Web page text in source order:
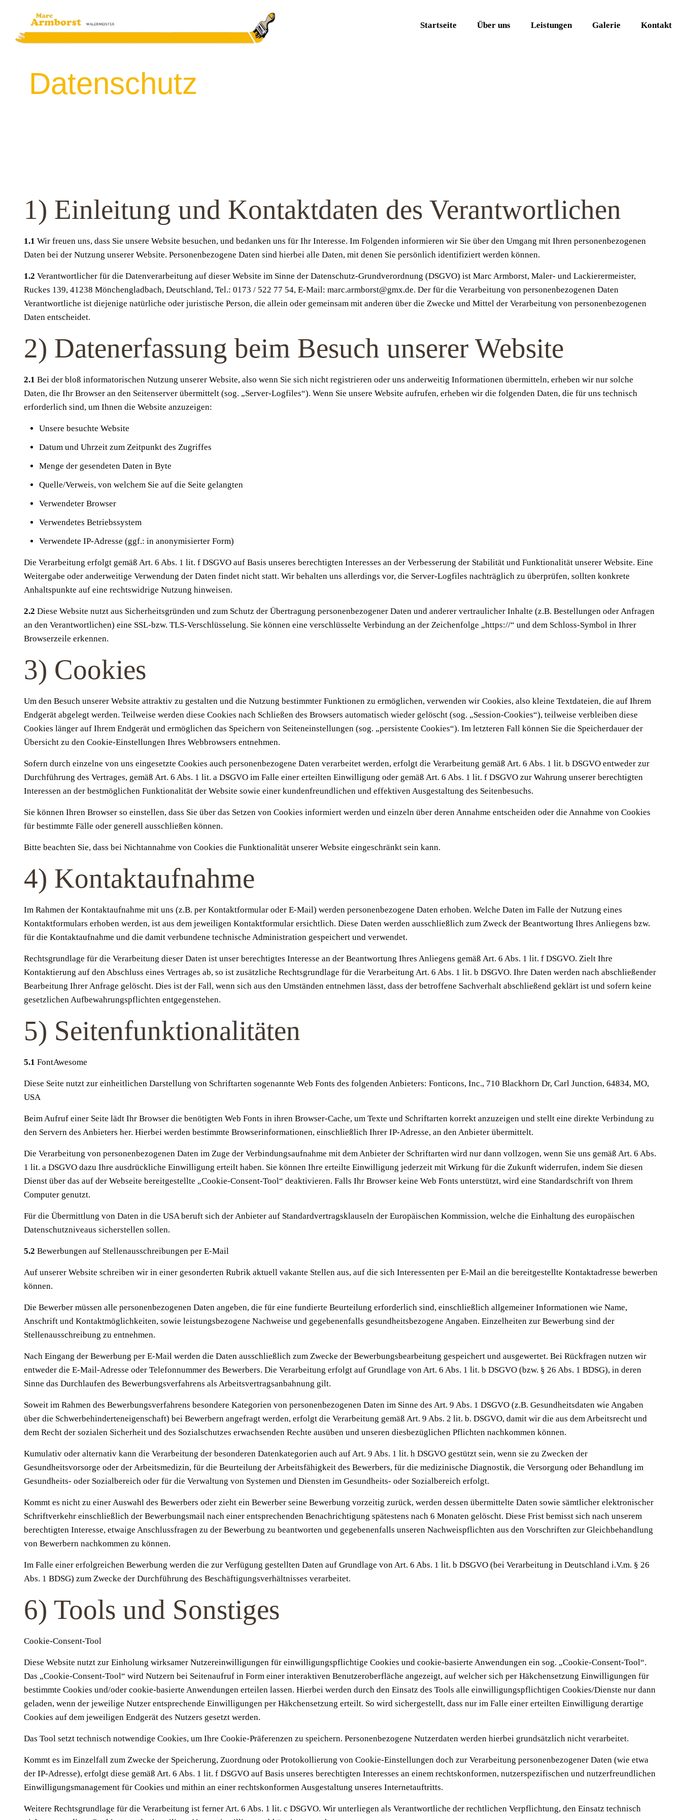
Startseite Über uns Leistungen Galerie Kontakt
Datenschutz
1) Einleitung und Kontaktdaten des Verantwortlichen
1.1 Wir freuen uns, dass Sie unsere Website besuchen, und bedanken uns für Ihr Interesse. Im Folgenden informieren wir Sie über den Umgang mit Ihren personenbezogenen
Daten bei der Nutzung unserer Website. Personenbezogene Daten sind hierbei alle Daten, mit denen Sie persönlich identifiziert werden können.
1.2 Verantwortlicher für die Datenverarbeitung auf dieser Website im Sinne der Datenschutz-Grundverordnung (DSGVO) ist Marc Armborst, Maler- und Lackierermeister,
Ruckes 139, 41238 Mönchengladbach, Deutschland, Tel.: 0173 / 522 77 54, E-Mail: marc.armborst@gmx.de. Der für die Verarbeitung von personenbezogenen Daten
Verantwortliche ist diejenige natürliche oder juristische Person, die allein oder gemeinsam mit anderen über die Zwecke und Mittel der Verarbeitung von personenbezogenen
Daten entscheidet.
2) Datenerfassung beim Besuch unserer Website
2.1 Bei der bloß informatorischen Nutzung unserer Website, also wenn Sie sich nicht registrieren oder uns anderweitig Informationen übermitteln, erheben wir nur solche
Daten, die Ihr Browser an den Seitenserver übermittelt (sog. „Server-Logfiles“). Wenn Sie unsere Website aufrufen, erheben wir die folgenden Daten, die für uns technisch
erforderlich sind, um Ihnen die Website anzuzeigen:
Unsere besuchte Website
Datum und Uhrzeit zum Zeitpunkt des Zugriffes
Menge der gesendeten Daten in Byte
Quelle/Verweis, von welchem Sie auf die Seite gelangten
Verwendeter Browser
Verwendetes Betriebssystem
Verwendete IP-Adresse (ggf.: in anonymisierter Form)
Die Verarbeitung erfolgt gemäß Art. 6 Abs. 1 lit. f DSGVO auf Basis unseres berechtigten Interesses an der Verbesserung der Stabilität und Funktionalität unserer Website. Eine
Weitergabe oder anderweitige Verwendung der Daten findet nicht statt. Wir behalten uns allerdings vor, die Server-Logfiles nachträglich zu überprüfen, sollten konkrete
Anhaltspunkte auf eine rechtswidrige Nutzung hinweisen.
2.2 Diese Website nutzt aus Sicherheitsgründen und zum Schutz der Übertragung personenbezogener Daten und anderer vertraulicher Inhalte (z.B. Bestellungen oder Anfragen
an den Verantwortlichen) eine SSL-bzw. TLS-Verschlüsselung. Sie können eine verschlüsselte Verbindung an der Zeichenfolge „https://“ und dem Schloss-Symbol in Ihrer
Browserzeile erkennen.
3) Cookies
Um den Besuch unserer Website attraktiv zu gestalten und die Nutzung bestimmter Funktionen zu ermöglichen, verwenden wir Cookies, also kleine Textdateien, die auf Ihrem
Endgerät abgelegt werden. Teilweise werden diese Cookies nach Schließen des Browsers automatisch wieder gelöscht (sog. „Session-Cookies“), teilweise verbleiben diese
Cookies länger auf Ihrem Endgerät und ermöglichen das Speichern von Seiteneinstellungen (sog. „persistente Cookies“). Im letzteren Fall können Sie die Speicherdauer der
Übersicht zu den Cookie-Einstellungen Ihres Webbrowsers entnehmen.
Sofern durch einzelne von uns eingesetzte Cookies auch personenbezogene Daten verarbeitet werden, erfolgt die Verarbeitung gemäß Art. 6 Abs. 1 lit. b DSGVO entweder zur
Durchführung des Vertrages, gemäß Art. 6 Abs. 1 lit. a DSGVO im Falle einer erteilten Einwilligung oder gemäß Art. 6 Abs. 1 lit. f DSGVO zur Wahrung unserer berechtigten
Interessen an der bestmöglichen Funktionalität der Website sowie einer kundenfreundlichen und effektiven Ausgestaltung des Seitenbesuchs.
Sie können Ihren Browser so einstellen, dass Sie über das Setzen von Cookies informiert werden und einzeln über deren Annahme entscheiden oder die Annahme von Cookies
für bestimmte Fälle oder generell ausschließen können.
Bitte beachten Sie, dass bei Nichtannahme von Cookies die Funktionalität unserer Website eingeschränkt sein kann.
4) Kontaktaufnahme
Im Rahmen der Kontaktaufnahme mit uns (z.B. per Kontaktformular oder E-Mail) werden personenbezogene Daten erhoben. Welche Daten im Falle der Nutzung eines
Kontaktformulars erhoben werden, ist aus dem jeweiligen Kontaktformular ersichtlich. Diese Daten werden ausschließlich zum Zweck der Beantwortung Ihres Anliegens bzw.
für die Kontaktaufnahme und die damit verbundene technische Administration gespeichert und verwendet.
Rechtsgrundlage für die Verarbeitung dieser Daten ist unser berechtigtes Interesse an der Beantwortung Ihres Anliegens gemäß Art. 6 Abs. 1 lit. f DSGVO. Zielt Ihre
Kontaktierung auf den Abschluss eines Vertrages ab, so ist zusätzliche Rechtsgrundlage für die Verarbeitung Art. 6 Abs. 1 lit. b DSGVO. Ihre Daten werden nach abschließender
Bearbeitung Ihrer Anfrage gelöscht. Dies ist der Fall, wenn sich aus den Umständen entnehmen lässt, dass der betroffene Sachverhalt abschließend geklärt ist und sofern keine
gesetzlichen Aufbewahrungspflichten entgegenstehen.
5) Seitenfunktionalitäten
5.1 FontAwesome
Diese Seite nutzt zur einheitlichen Darstellung von Schriftarten sogenannte Web Fonts des folgenden Anbieters: Fonticons, Inc., 710 Blackhorn Dr, Carl Junction, 64834, MO,
USA
Beim Aufruf einer Seite lädt Ihr Browser die benötigten Web Fonts in ihren Browser-Cache, um Texte und Schriftarten korrekt anzuzeigen und stellt eine direkte Verbindung zu
den Servern des Anbieters her. Hierbei werden bestimmte Browserinformationen, einschließlich Ihrer IP-Adresse, an den Anbieter übermittelt.
Die Verarbeitung von personenbezogenen Daten im Zuge der Verbindungsaufnahme mit dem Anbieter der Schriftarten wird nur dann vollzogen, wenn Sie uns gemäß Art. 6 Abs.
1 lit. a DSGVO dazu Ihre ausdrückliche Einwilligung erteilt haben. Sie können Ihre erteilte Einwilligung jederzeit mit Wirkung für die Zukunft widerrufen, indem Sie diesen
Dienst über das auf der Webseite bereitgestellte „Cookie-Consent-Tool“ deaktivieren. Falls Ihr Browser keine Web Fonts unterstützt, wird eine Standardschrift von Ihrem
Computer genutzt.
Für die Übermittlung von Daten in die USA beruft sich der Anbieter auf Standardvertragsklauseln der Europäischen Kommission, welche die Einhaltung des europäischen
Datenschutzniveaus sicherstellen sollen.
5.2 Bewerbungen auf Stellenausschreibungen per E-Mail
Auf unserer Website schreiben wir in einer gesonderten Rubrik aktuell vakante Stellen aus, auf die sich Interessenten per E-Mail an die bereitgestellte Kontaktadresse bewerben
können.
Die Bewerber müssen alle personenbezogenen Daten angeben, die für eine fundierte Beurteilung erforderlich sind, einschließlich allgemeiner Informationen wie Name,
Anschrift und Kontaktmöglichkeiten, sowie leistungsbezogene Nachweise und gegebenenfalls gesundheitsbezogene Angaben. Einzelheiten zur Bewerbung sind der
Stellenausschreibung zu entnehmen.
Nach Eingang der Bewerbung per E-Mail werden die Daten ausschließlich zum Zwecke der Bewerbungsbearbeitung gespeichert und ausgewertet. Bei Rückfragen nutzen wir
entweder die E-Mail-Adresse oder Telefonnummer des Bewerbers. Die Verarbeitung erfolgt auf Grundlage von Art. 6 Abs. 1 lit. b DSGVO (bzw. § 26 Abs. 1 BDSG), in deren
Sinne das Durchlaufen des Bewerbungsverfahrens als Arbeitsvertragsanbahnung gilt.
Soweit im Rahmen des Bewerbungsverfahrens besondere Kategorien von personenbezogenen Daten im Sinne des Art. 9 Abs. 1 DSGVO (z.B. Gesundheitsdaten wie Angaben
über die Schwerbehinderteneigenschaft) bei Bewerbern angefragt werden, erfolgt die Verarbeitung gemäß Art. 9 Abs. 2 lit. b. DSGVO, damit wir die aus dem Arbeitsrecht und
dem Recht der sozialen Sicherheit und des Sozialschutzes erwachsenden Rechte ausüben und unseren diesbezüglichen Pflichten nachkommen können.
Kumulativ oder alternativ kann die Verarbeitung der besonderen Datenkategorien auch auf Art. 9 Abs. 1 lit. h DSGVO gestützt sein, wenn sie zu Zwecken der
Gesundheitsvorsorge oder der Arbeitsmedizin, für die Beurteilung der Arbeitsfähigkeit des Bewerbers, für die medizinische Diagnostik, die Versorgung oder Behandlung im
Gesundheits- oder Sozialbereich oder für die Verwaltung von Systemen und Diensten im Gesundheits- oder Sozialbereich erfolgt.
Kommt es nicht zu einer Auswahl des Bewerbers oder zieht ein Bewerber seine Bewerbung vorzeitig zurück, werden dessen übermittelte Daten sowie sämtlicher elektronischer
Schriftverkehr einschließlich der Bewerbungsmail nach einer entsprechenden Benachrichtigung spätestens nach 6 Monaten gelöscht. Diese Frist bemisst sich nach unserem
berechtigten Interesse, etwaige Anschlussfragen zu der Bewerbung zu beantworten und gegebenenfalls unseren Nachweispflichten aus den Vorschriften zur Gleichbehandlung
von Bewerbern nachkommen zu können.
Im Falle einer erfolgreichen Bewerbung werden die zur Verfügung gestellten Daten auf Grundlage von Art. 6 Abs. 1 lit. b DSGVO (bei Verarbeitung in Deutschland i.V.m. § 26
Abs. 1 BDSG) zum Zwecke der Durchführung des Beschäftigungsverhältnisses verarbeitet.
6) Tools und Sonstiges
Cookie-Consent-Tool
Diese Website nutzt zur Einholung wirksamer Nutzereinwilligungen für einwilligungspflichtige Cookies und cookie-basierte Anwendungen ein sog. „Cookie-Consent-Tool“.
Das „Cookie-Consent-Tool“ wird Nutzern bei Seitenaufruf in Form einer interaktiven Benutzeroberfläche angezeigt, auf welcher sich per Häkchensetzung Einwilligungen für
bestimmte Cookies und/oder cookie-basierte Anwendungen erteilen lassen. Hierbei werden durch den Einsatz des Tools alle einwilligungspflichtigen Cookies/Dienste nur dann
geladen, wenn der jeweilige Nutzer entsprechende Einwilligungen per Häkchensetzung erteilt. So wird sichergestellt, dass nur im Falle einer erteilten Einwilligung derartige
Cookies auf dem jeweiligen Endgerät des Nutzers gesetzt werden.
Das Tool setzt technisch notwendige Cookies, um Ihre Cookie-Präferenzen zu speichern. Personenbezogene Nutzerdaten werden hierbei grundsätzlich nicht verarbeitet.
Kommt es im Einzelfall zum Zwecke der Speicherung, Zuordnung oder Protokollierung von Cookie-Einstellungen doch zur Verarbeitung personenbezogener Daten (wie etwa
der IP-Adresse), erfolgt diese gemäß Art. 6 Abs. 1 lit. f DSGVO auf Basis unseres berechtigten Interesses an einem rechtskonformen, nutzerspezifischen und nutzerfreundlichen
Einwilligungsmanagement für Cookies und mithin an einer rechtskonformen Ausgestaltung unseres Internetauftritts.
Weitere Rechtsgrundlage für die Verarbeitung ist ferner Art. 6 Abs. 1 lit. c DSGVO. Wir unterliegen als Verantwortliche der rechtlichen Verpflichtung, den Einsatz technisch